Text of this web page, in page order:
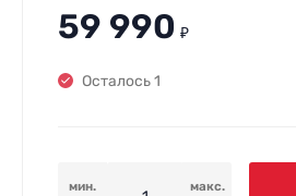
59 990 ₽
Осталось 1
мин.
макс.